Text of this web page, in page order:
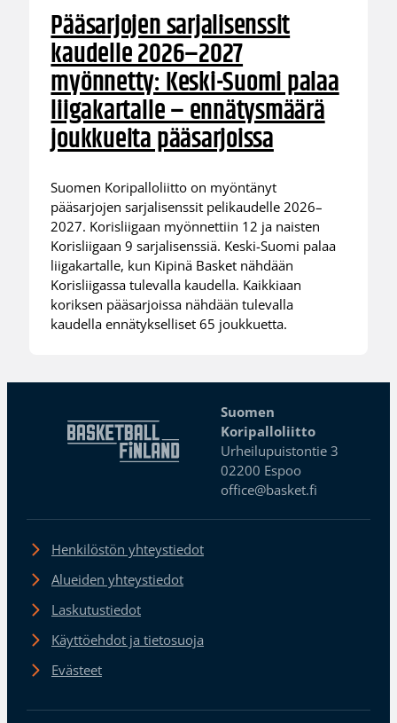
Pääsarjojen sarjalisenssit
kaudelle 2026–2027
myönnetty: Keski-Suomi palaa
liigakartalle – ennätysmäärä
joukkueita pääsarjoissa
Suomen Koripalloliitto on myöntänyt
pääsarjojen sarjalisenssit pelikaudelle 2026–
2027. Korisliigaan myönnettiin 12 ja naisten
Korisliigaan 9 sarjalisenssiä. Keski-Suomi palaa
liigakartalle, kun Kipinä Basket nähdään
Korisliigassa tulevalla kaudella. Kaikkiaan
koriksen pääsarjoissa nähdään tulevalla
kaudella ennätykselliset 65 joukkuetta.
Suomen
Koripalloliitto
Urheilupuistontie 3
02200 Espoo
office@basket.fi
Henkilöstön yhteystiedot
Alueiden yhteystiedot
Laskutustiedot
Käyttöehdot ja tietosuoja
Evästeet